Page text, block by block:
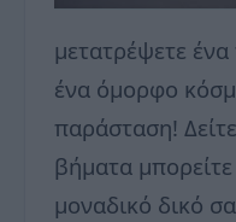
μετατρέψετε
ένα όμορφο
παράσταση!
βήματα
μοναδικό δικό